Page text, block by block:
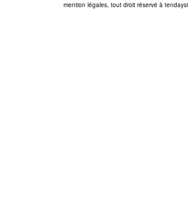
mention légales, tout droit réservé à